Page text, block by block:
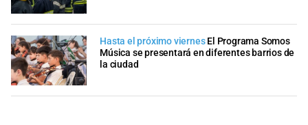
Hasta el próximo viernes El Programa Somos
Música se presentará en diferentes barrios de
la ciudad